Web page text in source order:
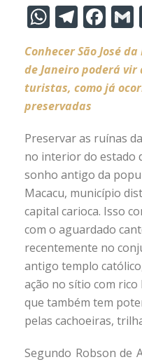
W
at
s
A
p
p
T
el
e
gr
a
m
F
ac
e
b
o
k
l
Conhecer São José
de Janeiro poderá vir
turistas, como já
preservadas
Preservar as ruínas
no interior do estado
sonho antigo da
Macacu, município
capital carioca. Isso
com o aguardado
recentemente no
antigo templo
ação no sítio com
que também tem
pelas cachoeiras,
Segundo Robson de